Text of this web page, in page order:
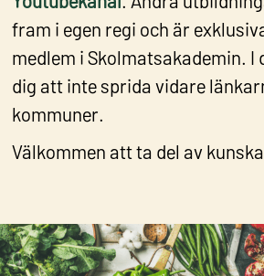
fram i egen regi och är
medlem i Skolmatsakademin. I
dig att inte sprida vidare
kommuner.
Välkommen att ta del av